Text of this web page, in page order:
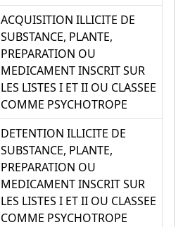
ACQUISITION ILLICITE DE
SUBSTANCE, PLANTE,
PREPARATION OU
MEDICAMENT INSCRIT SUR
LES LISTES I ET II OU CLASSEE
COMME PSYCHOTROPE
DETENTION ILLICITE DE
SUBSTANCE, PLANTE,
PREPARATION OU
MEDICAMENT INSCRIT SUR
LES LISTES I ET II OU CLASSEE
COMME PSYCHOTROPE